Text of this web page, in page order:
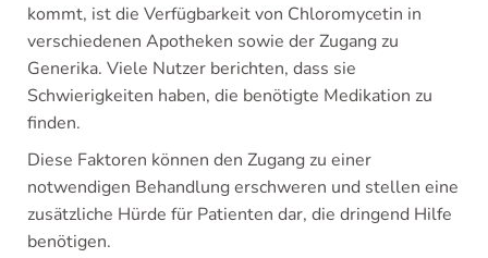
kommt, ist die Verfügbarkeit von Chloromycetin in
verschiedenen Apotheken sowie der Zugang zu
Generika. Viele Nutzer berichten, dass sie
Schwierigkeiten haben, die benötigte Medikation zu
finden.
Diese Faktoren können den Zugang zu einer
notwendigen Behandlung erschweren und stellen eine
zusätzliche Hürde für Patienten dar, die dringend Hilfe
benötigen.